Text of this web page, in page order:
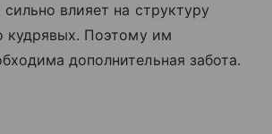
сильно влияет на структуру
кудрявых. Поэтому им
дополнительная забота.